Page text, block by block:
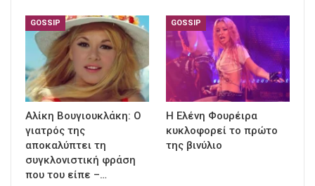
GOSSIP
Αλίκη Βουγιουκλάκη: Ο
γιατρός της
αποκαλύπτει τη
συγκλονιστική φράση
που του είπε –…
GOSSIP
Η Ελένη Φουρέιρα
κυκλοφορεί το πρώτο
της βινύλιο